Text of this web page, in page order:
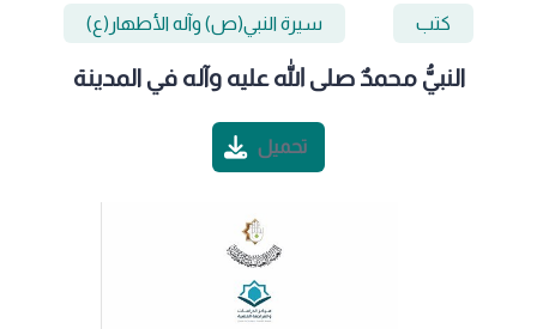
كتب سيرة النبي(ص) وآله الأطهار(ع)
النبيُّ محمدٌ صلى الله عليه وآله في المدينة
تحميل